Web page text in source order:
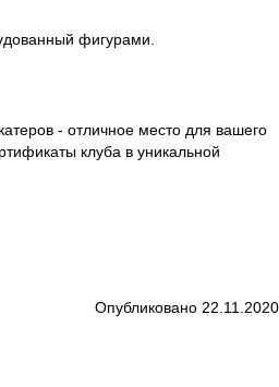
фигурами.
- отличное место для вашего
клуба в уникальной
Опубликовано 22.11.2020